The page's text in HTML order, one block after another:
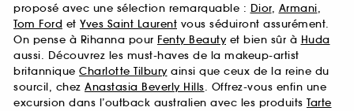
proposé avec une sélection remarquable : Dior, Armani,
Tom Ford et Yves Saint Laurent vous séduiront assurément.
On pense à Rihanna pour Fenty Beautyet bien sûr à Huda
aussi. Découvrez les must-haves de la makeup-artist
britannique Charlotte Tilburyainsi que ceux de la reine du
sourcil, chez Anastasia Beverly Hills. Offrez-vous enfin une
excursion dans l’outback australien avec les produits Tarte